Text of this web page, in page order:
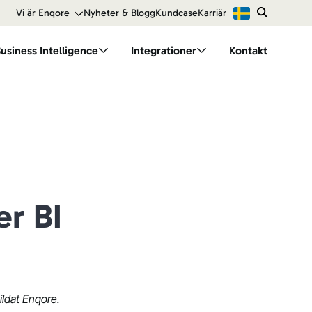
Vi är Enqore Nyheter & BloggKundcaseKarriär
Intelligence
BI för handel
BI för tillverkning
Integrationer Kontakt
BI
Enqore.